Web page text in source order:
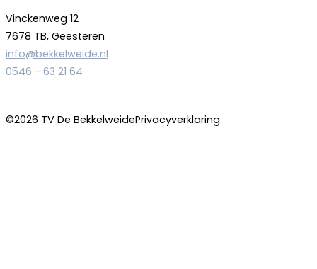
Vinckenweg 12
7678 TB, Geesteren
info@bekkelweide.nl
0546 - 63 21 64
©2026 TV De BekkelweidePrivacyverklaring